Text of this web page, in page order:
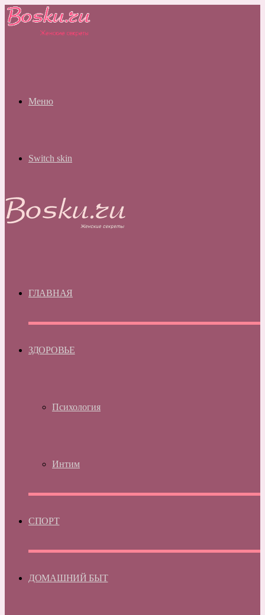
Меню
Switch skin
ГЛАВНАЯ
ЗДОРОВЬЕ
Психология
Интим
СПОРТ
ДОМАШНИЙ БЫТ